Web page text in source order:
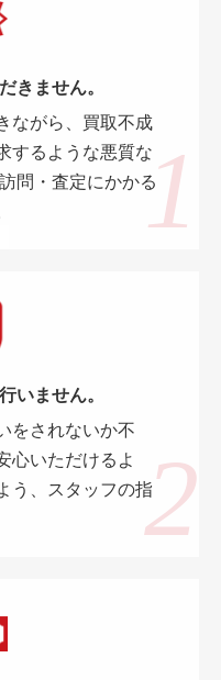
きません。
ながら、買取不成
するような悪質な
問・査定にかかる
いません。
をされないか不
心いただけるよ
う、スタッフの指